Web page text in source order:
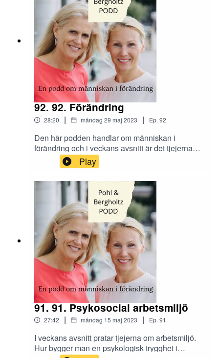
@tranahjarnan och @insightcompetence
92. 92. Förändring
28:20 | måndag 29 maj 2023 | Ep. 92
Den här podden handlar om människan i
förändring och i veckans avsnitt är det tjejerna
själva som genomgår stora förändringar i livet.
Hur tar de ställning till lågkonjunkturen? Vilken
förändring genomgår arbetsmarknaden just nu?
Skicka era tankar och synpunkter om avsnittet till
oss på Instagram @tranahjarnan och
@insightcompetence
Play
91. 91. Psykosocial arbetsmiljö
27:42 | måndag 15 maj 2023 | Ep. 91
I veckans avsnitt pratar tjejerna om arbetsmiljö.
Hur bygger man en psykologisk trygghet i